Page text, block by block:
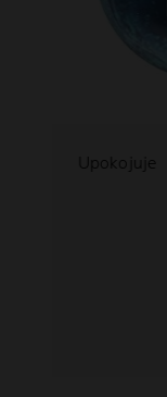
Upokojuje